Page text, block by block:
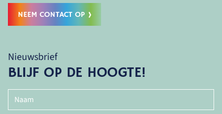
NEEM CONTACT OP
Nieuwsbrief
BLIJF OP DE HOOGTE!